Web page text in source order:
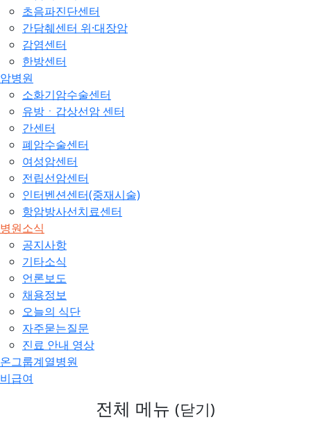
초음파진단센터
간담췌센터 위·대장암
감염센터
한방센터
암병원
소화기암수술센터
유방ㆍ갑상선암 센터
간센터
폐암수술센터
여성암센터
전립선암센터
인터벤션센터(중재시술)
항암방사선치료센터
병원소식
공지사항
기타소식
언론보도
채용정보
오늘의 식단
자주묻는질문
진료 안내 영상
온그룹계열병원
비급여
전체 메뉴 (닫기)